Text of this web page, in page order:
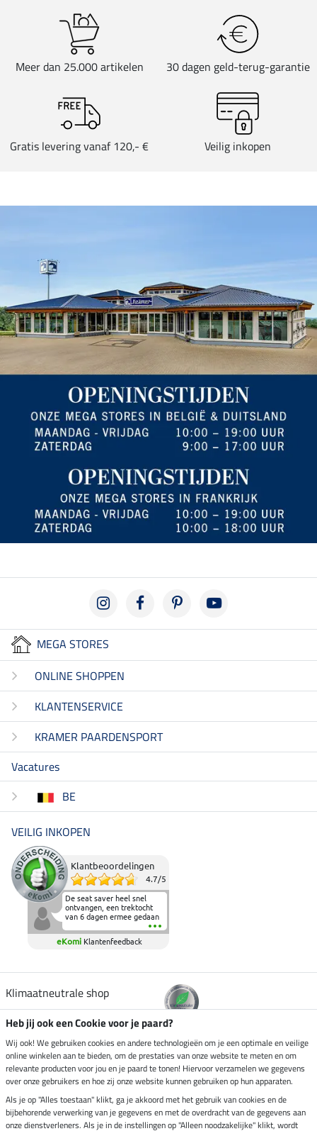
Meer dan 25.000 artikelen 30 dagen geld-terug-garantie
Gratis levering vanaf 120,- € Veilig inkopen
MEGA STORES
ONLINE SHOPPEN
KLANTENSERVICE
KRAMER PAARDENSPORT
Vacatures
BE
VEILIG INKOPEN
Klantbeoordelingen
4.7/5
De seat saver heel snel
ontvangen, een trektocht
van 6 dagen ermee gedaan
en deze heeft de beproeving
fantastisch doorstaan.
Heerlijk zacht om op te
elkaar in het zadel.
eKomi Klantenfeedback
Klimaatneutrale shop
Verzending per
Veilig betalen met
Heb jij ook een Cookie voor je paard?
Wij ook! We gebruiken cookies en andere technologieën om je een optimale en veilige
online winkelen aan te bieden, om de prestaties van onze website te meten en om
relevante producten voor jou en je paard te tonen! Hiervoor verzamelen we gegevens
over onze gebruikers en hoe zij onze website kunnen gebruiken op hun apparaten.
Als je op "Alles toestaan" klikt, ga je akkoord met het gebruik van cookies en de
bijbehorende verwerking van je gegevens en met de overdracht van de gegevens aan
onze dienstverleners. Als je in de instellingen op "Alleen noodzakelijke" klikt, wordt